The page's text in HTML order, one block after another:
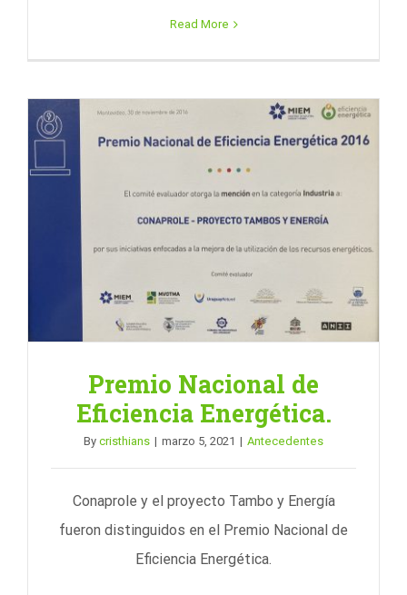
Read More
Premio Nacional de
Eficiencia Energética.
By cristhians | marzo 5, 2021 | Antecedentes
Conaprole y el proyecto Tambo y Energía
fueron distinguidos en el Premio Nacional de
Eficiencia Energética.